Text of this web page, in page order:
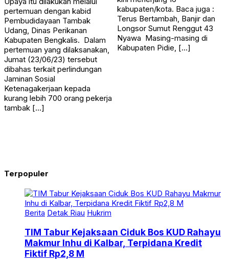
pertemuan dengan kabid
Pembudidayaan Tambak
Udang, Dinas Perikanan
Kabupaten Bengkalis. Dalam
pertemuan yang dilaksanakan,
Jumat (23/06/23) tersebut
dibahas terkait perlindungan
Jaminan Sosial
Ketenagakerjaan kepada
kurang lebih 700 orang pekerja
tambak […]
kabupaten/kota. Baca juga :
Terus Bertambah, Banjir dan
Longsor Sumut Renggut 43
Nyawa Masing-masing di
Kabupaten Pidie, […]
Terpopuler
Berita Detak Riau Hukrim
TIM Tabur Kejaksaan Ciduk Bos KUD Rahayu
Makmur Inhu di Kalbar, Terpidana Kredit
Fiktif Rp2,8 M